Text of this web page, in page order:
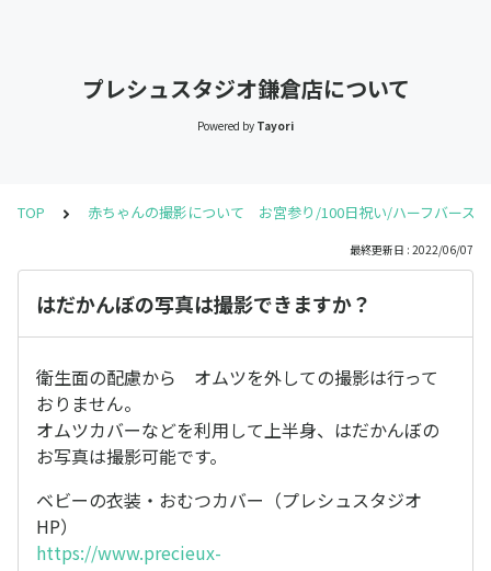
プレシュスタジオ鎌倉店について
Powered by Tayori
TOP 赤ちゃんの撮影について お宮参り/100日祝い/ハーフバース
最終更新日 : 2022/06/07
はだかんぼの写真は撮影できますか？
衛生面の配慮から オムツを外しての撮影は行って
おりません。
オムツカバーなどを利用して上半身、はだかんぼの
お写真は撮影可能です。
ベビーの衣装・おむつカバー（プレシュスタジオ
HP）
https://www.precieux-